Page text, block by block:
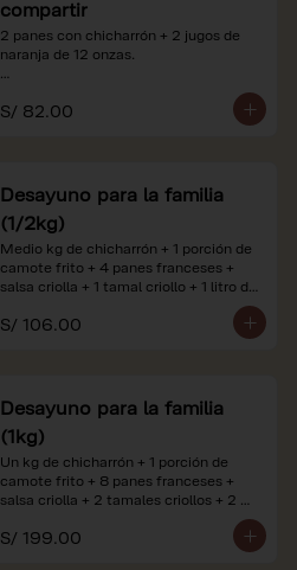
compartir
2 panes con chicharrón + 2 jugos de
naranja de 12 onzas.
*Nuestros precios están expresados en
soles e incluyen impuestos de ley y
S/ 82.00
Desayuno para la familia
(1/2kg)
Medio kg de chicharrón + 1 porción de
camote frito + 4 panes franceses +
salsa criolla + 1 tamal criollo + 1 litro de
*Nuestros precios están expresados en
referenciales.
S/ 106.00
Desayuno para la familia
(1kg)
Un kg de chicharrón + 1 porción de
camote frito + 8 panes franceses +
salsa criolla + 2 tamales criollos + 2
*Nuestros precios están expresados en
S/ 199.00